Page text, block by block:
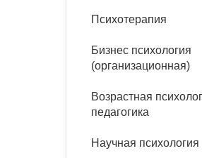
Расстройства пищевого
Тревожные расстройства,
Песочная терапия
Психодрама
Сказкотерапия
Другие направления
психотерапии
Психология труда и
Психофизиология
Социальная психология
Социальная и
Учебная литература
Классический и юнгианский
Психотерапия
Бизнес психология
(организационная)
Возрастная
педагогика
Научная психология